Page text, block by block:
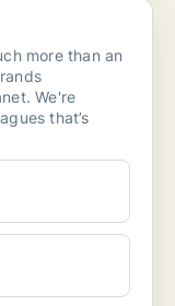
more than an
We're
that’s